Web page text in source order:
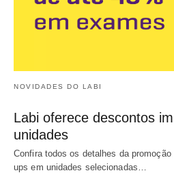
NOVIDADES DO LABI
Labi oferece descontos
unidades
Confira todos os detalhes da
ups em unidades selecionadas…